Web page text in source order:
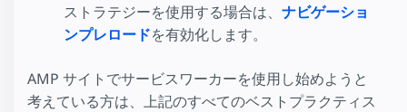
ストラテジーを使用する場合は、 ナビゲーショ
ンプレロードを有効化します。
AMP サイトでサービスワーカーを使用し始めようと
考えている方は、上記のすべてのベストプラクティス